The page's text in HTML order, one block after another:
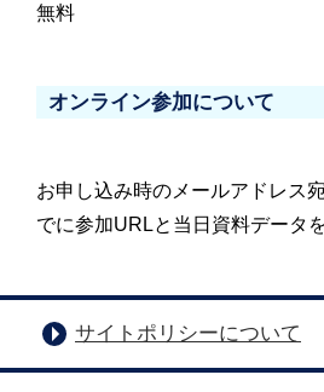
無料
オンライン参加について
お申し込み時のメールアドレス
でに参加URLと当日資料データ
サイトポリシーについて